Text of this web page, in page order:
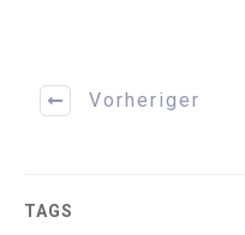
Vorheriger
TAGS